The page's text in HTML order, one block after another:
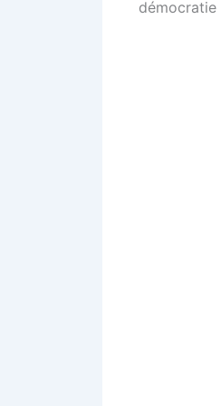
démocratie